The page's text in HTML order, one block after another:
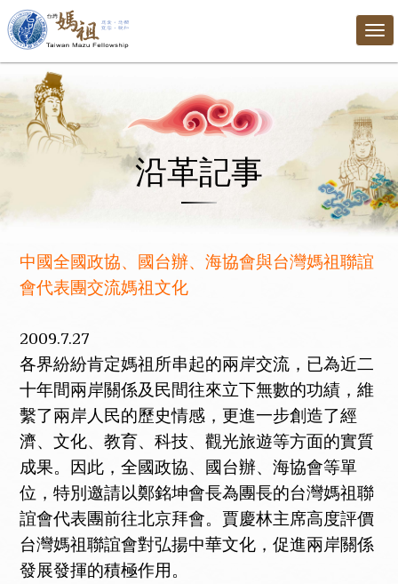
沿革記事
中國全國政協、國台辦、海協會與台灣媽祖聯誼
會代表團交流媽祖文化
2009.7.27
各界紛紛肯定媽祖所串起的兩岸交流，已為近二
十年間兩岸關係及民間往來立下無數的功績，維
繫了兩岸人民的歷史情感，更進一步創造了經
濟、文化、教育、科技、觀光旅遊等方面的實質
成果。因此，全國政協、國台辦、海協會等單
位，特別邀請以鄭銘坤會長為團長的台灣媽祖聯
誼會代表團前往北京拜會。賈慶林主席高度評價
台灣媽祖聯誼會對弘揚中華文化，促進兩岸關係
發展發揮的積極作用。